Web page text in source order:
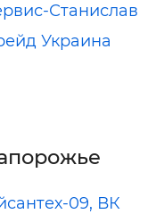
Станислав
Украина
09, ВК